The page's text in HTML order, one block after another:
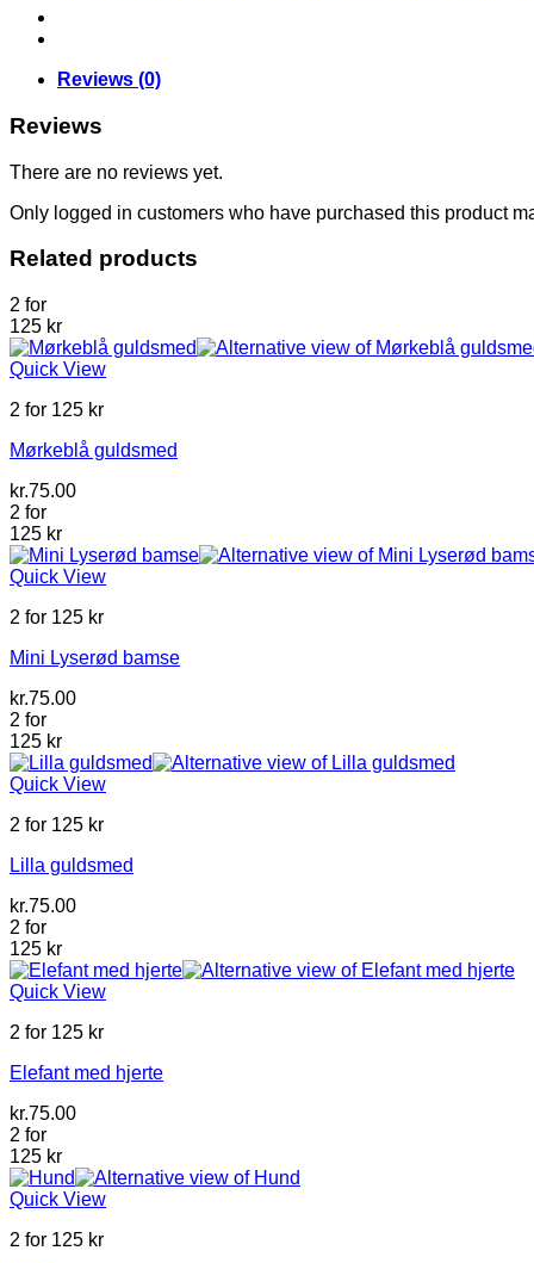
Reviews (0)
Reviews
There are no reviews yet.
Only logged in customers who have purchased this product
Related products
2 for
125 kr
Quick View
2 for 125 kr
Mørkeblå guldsmed
kr.75.00
2 for
125 kr
Quick View
2 for 125 kr
Mini Lyserød bamse
kr.75.00
2 for
125 kr
Quick View
2 for 125 kr
Lilla guldsmed
kr.75.00
2 for
125 kr
Quick View
2 for 125 kr
Elefant med hjerte
kr.75.00
2 for
125 kr
Quick View
2 for 125 kr